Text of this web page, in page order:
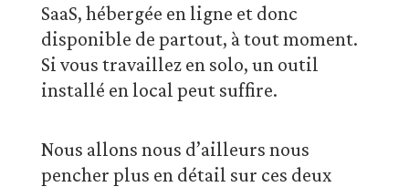
SaaS, hébergée en ligne et donc
disponible de partout, à tout moment.
Si vous travaillez en solo, un outil
installé en local peut suffire.
Nous allons nous d’ailleurs nous
pencher plus en détail sur ces deux